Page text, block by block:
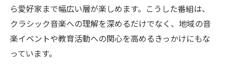
ら愛好家まで幅広い層が楽しめます。こうした番組は、
クラシック音楽への理解を深めるだけでなく、地域の音
楽イベントや教育活動への関心を高めるきっかけにもな
っています。